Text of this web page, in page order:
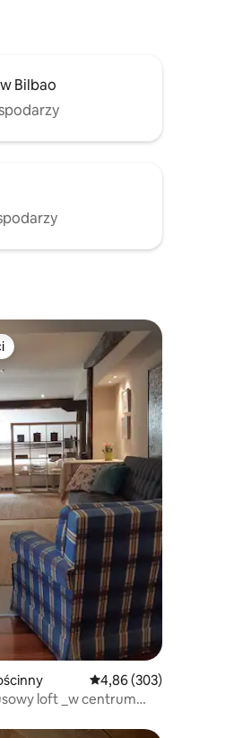
Bilbao
recenzji: 49
z kategorii Wybór gości
Średnia ocena: 4,86
4,86 (303)
loft _w centrum